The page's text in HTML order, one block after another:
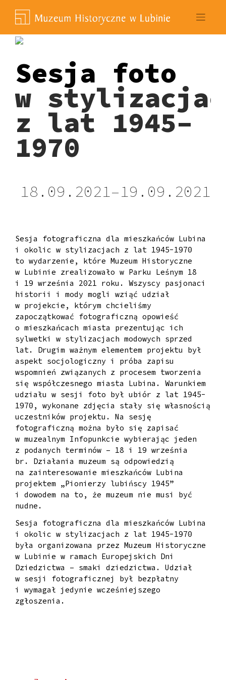
content
Sesja foto
w
z lat 1945–
1970
18.09.2021–19.09.2021
Sesja fotograficzna dla mieszkańców Lubina
i okolic w stylizacjach z lat 1945-1970
to wydarzenie, które Muzeum Historyczne
w Lubinie zrealizowało w Parku Leśnym 18
i 19 września 2021 roku. Wszyscy pasjonaci
historii i mody mogli wziąć udział
w projekcie, którym chcieliśmy
zapoczątkować fotograficzną opowieść
o mieszkańcach miasta prezentując ich
sylwetki w stylizacjach modowych sprzed
lat. Drugim ważnym elementem projektu był
aspekt socjologiczny i próba zapisu
wspomnień związanych z procesem tworzenia
się współczesnego miasta Lubina. Warunkiem
udziału w sesji foto był ubiór z lat 1945-
1970, wykonane zdjęcia stały się własnością
uczestników projektu. Na sesję
fotograficzną można było się zapisać
w muzealnym Infopunkcie wybierając jeden
z podanych terminów – 18 i 19 września
br. Działania muzeum są odpowiedzią
na zainteresowanie mieszkańców Lubina
projektem „Pionierzy lubińscy 1945”
i dowodem na to, że muzeum nie musi być
nudne.
Sesja fotograficzna dla mieszkańców Lubina
i okolic w stylizacjach z lat 1945-1970
była organizowana przez Muzeum Historyczne
w Lubinie w ramach Europejskich Dni
Dziedzictwa – smaki dziedzictwa. Udział
w sesji fotograficznej był bezpłatny
i wymagał jedynie wcześniejszego
zgłoszenia.